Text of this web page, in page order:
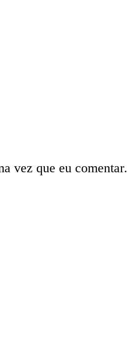
vez que eu comentar.